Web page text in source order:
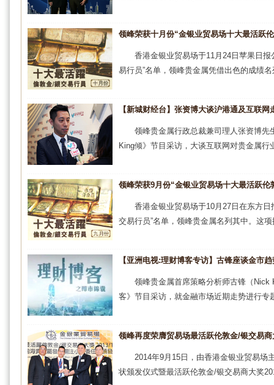
领峰荣获十月份“金银业贸易场十大最活跃
香港金银业贸易场于11月24日苹果日
易行员”名单，领峰贵金属凭借出色的成绩
【新城财经台】张资博大谈沪港通及互联网
领峰贵金属行政总裁兼司理人张资博先
King倾》节目采访，大谈互联网对贵金属行
领峰荣获9月份“金银业贸易场十大最活跃伦
香港金银业贸易场于10月27日在东方
交易行员”名单，领峰贵金属名列其中。这
【亚洲电视:理财博客专访】古锋座谈金市趋
领峰贵金属首席策略分析师古锋（Nick
客》节目采访，就金融市场近期走势进行
领峰再度荣膺贸易场最活跃伦敦金/银交易
2014年9月15日，由香港金银业贸易场
状颁发仪式暨最活跃伦敦金/银交易商大奖